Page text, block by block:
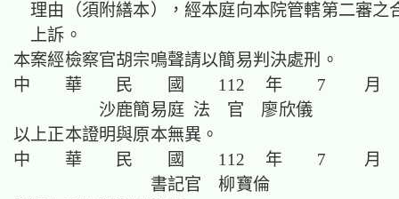
理由（須附繕本），經本庭向本院管轄第二審之
上訴。
本案經檢察官胡宗鳴聲請以簡易判決處刑。
中 華 民 國 112 年 7 月
沙鹿簡易庭 法 官 廖欣儀
以上正本證明與原本無異。
中 華 民 國 112 年 7 月
書記官 柳寶倫